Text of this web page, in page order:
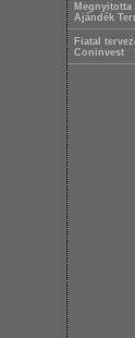
Megnyitotta
Ajándék
Fiatal
Coninvest